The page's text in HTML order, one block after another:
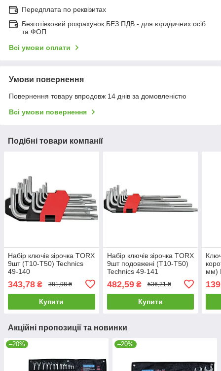
Передплата по реквізитах
Безготівковий розрахунок БЕЗ ПДВ - для юридичних осіб
та ФОП
Всі умови оплати
Умови повернення
Повернення товару впродовж 14 днів за домовленістю
Всі умови повернення
Подібні товари компанії
Набір ключів зірочка TORX
9шт (Т10-Т50) Technics
49-140
343,78 ₴ 381,98 ₴
Купити
Набір ключів зірочка TORX
9шт подовжені (Т10-Т50)
Technics 49-141
482,59₴ 536,21 ₴
Купити
мм)
Акційні пропозиції та новинки
–20% –20%